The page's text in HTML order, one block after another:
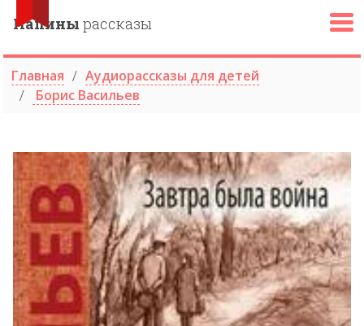
Папины рассказы
Главная
Аудиорассказы для детей
Борис Васильев